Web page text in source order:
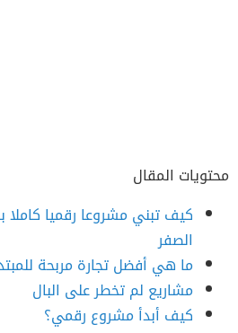
محتويات المقال
كيف تبني مشروعا رقميا كاملا
الصفر
ما هي أفضل تجارة مربحة
مشاريع لم تخطر على البال
كيف أبدأ مشروع رقمي؟